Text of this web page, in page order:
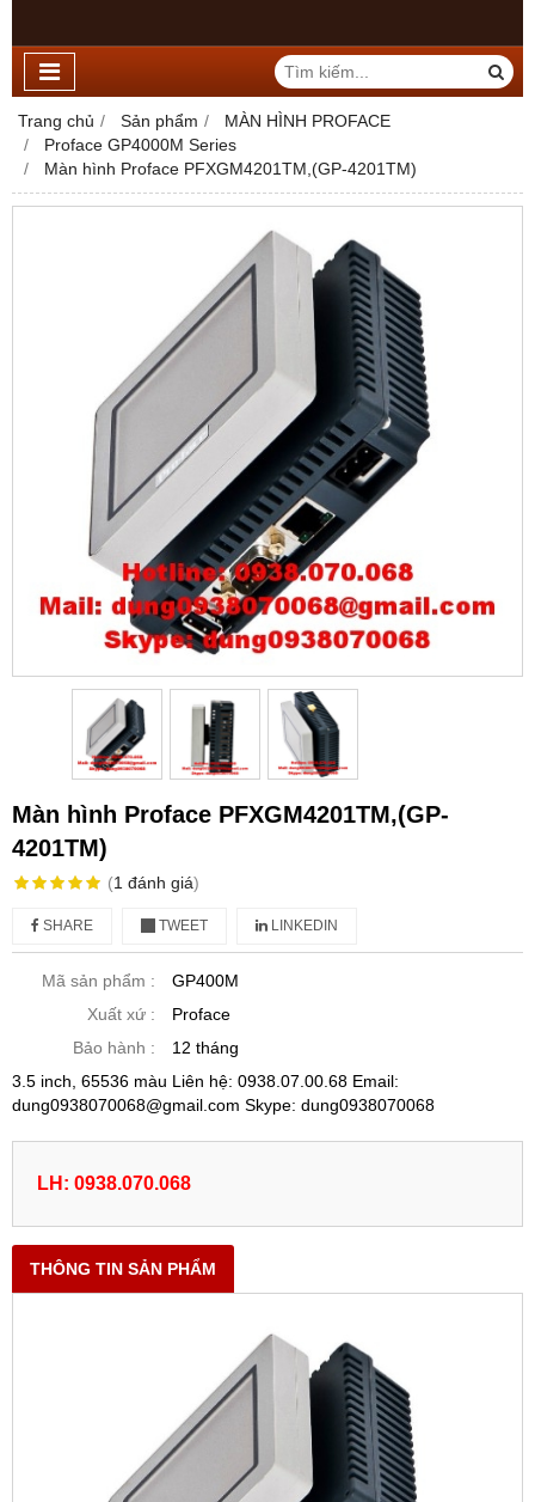
Trang chủ Sản phẩm
MÀN HÌNH PROFACE
Proface GP4000M Series
Màn hình Proface PFXGM4201TM,(GP-4201TM)
Màn hình Proface PFXGM4201TM,(GP-
4201TM)
(1 đánh giá)
SHARE TWEET LINKEDIN
Mã sản phẩm :
GP400M
Xuất xứ :
Proface
Bảo hành :
12 tháng
3.5 inch, 65536 màu Liên hệ: 0938.07.00.68 Email:
dung0938070068@gmail.com Skype: dung0938070068
LH: 0938.070.068
THÔNG TIN SẢN PHẨM